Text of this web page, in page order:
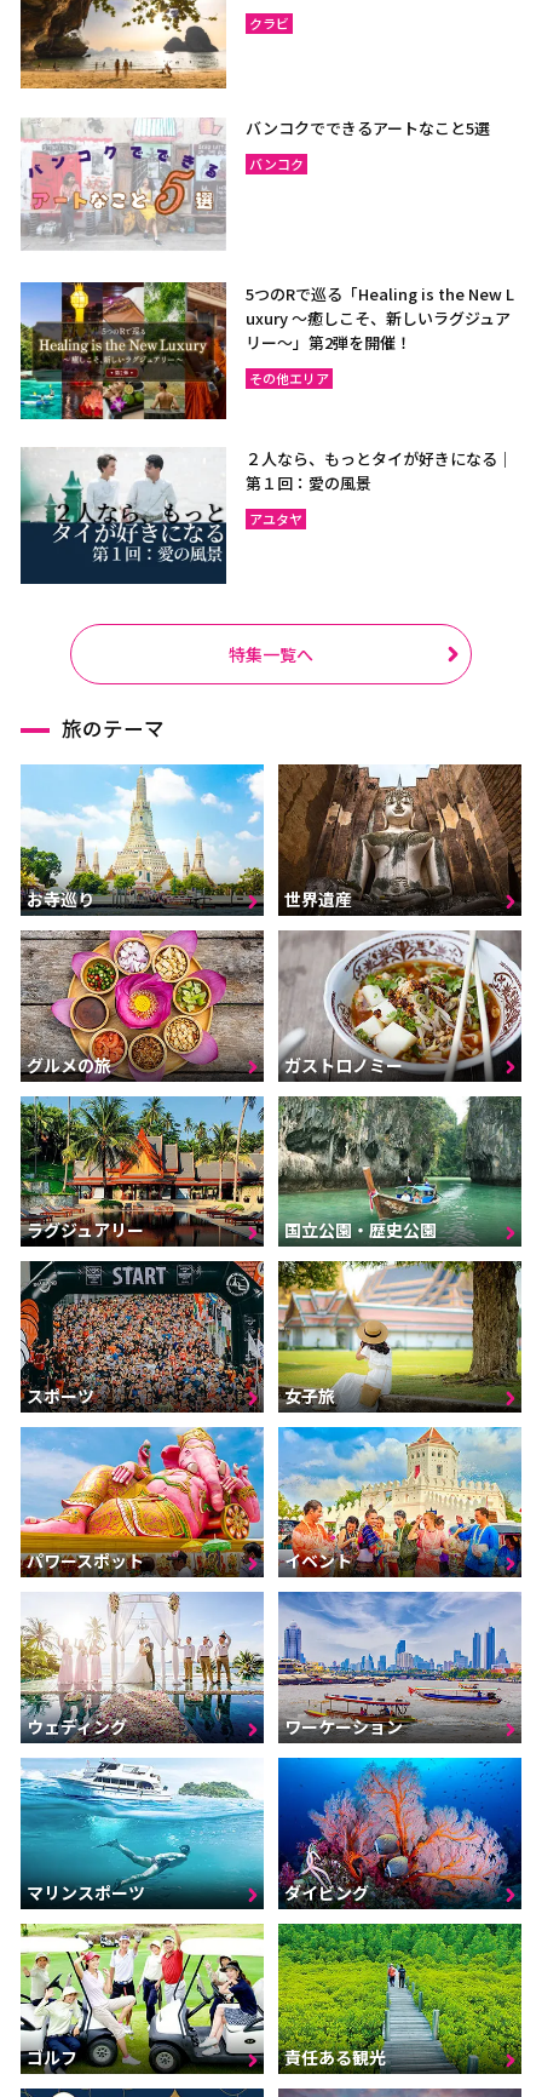
クラビ
バンコクでできるアートなこと5選
バンコク
5つのRで巡る「Healing is the New L
uxury ～癒しこそ、新しいラグジュア
リー〜」第2弾を開催！
その他エリア
２人なら、もっとタイが好きになる｜
第１回：愛の風景
アユタヤ
特集一覧へ
旅のテーマ
お寺巡り 世界遺産
グルメの旅 ガストロノミー
ラグジュアリー 国立公園・歴史公園
スポーツ 女子旅
パワースポット イベント
ウェディング ワーケーション
マリンスポーツ ダイビング
ゴルフ 責任ある観光